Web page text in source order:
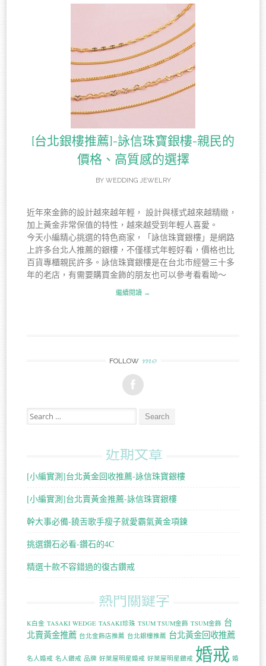
[台北銀樓推薦]-詠信珠寶銀樓-親民的
價格、高質感的選擇
BY WEDDING JEWELRY
近年來金飾的設計越來越年輕， 設計與樣式越來越精緻，
加上黃金非常保值的特性，越來越受到年輕人喜愛。
今天小編精心挑選的特色商家，「詠信珠寶銀樓」是網路
上許多台北人推薦的銀樓，不僅樣式年輕好看，價格也比
百貨專櫃親民許多。詠信珠寶銀樓是在台北市經營三十多
年的老店，有需要購買金飾的朋友也可以參考看看呦～
繼續閱讀 →
FOLLOW me
Search for:
近期文章
[小編實測]台北黃金回收推薦-詠信珠寶銀樓
[小編實測]台北賣黃金推薦-詠信珠寶銀樓
幹大事必備-饒舌歌手瘦子就愛霸氣黃金項鍊
挑選鑽石必看-鑽石的4C
精選十款不容錯過的復古鑽戒
熱門關鍵字
K白金 TASAKI WEDGE TASAKI珍珠 TSUM TSUM金飾 TSUM金飾 台
北賣黃金推薦 台北金飾店推薦 台北銀樓推薦 台北黃金回收推薦
名人婚戒 名人鑽戒 品牌 好萊屋明星婚戒 好萊屋明星鑽戒 婚戒 婚